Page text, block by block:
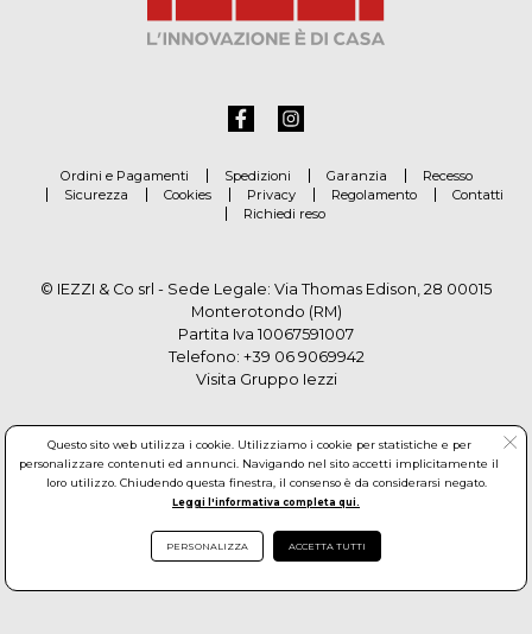
Ordini e Pagamenti Spedizioni Garanzia
Recesso
Sicurezza
Cookies Privacy Regolamento
Contatti
Richiedi reso
© IEZZI & Co srl - Sede Legale: Via Thomas Edison, 28 00015
Monterotondo (RM)
Partita Iva 10067591007
Telefono: +39 06 9069942
Visita Gruppo Iezzi
© Copyright by Gruppo Iezzi. All rights reserved. Powered by
Questo sito web utilizza i cookie. Utilizziamo i cookie per statistiche e per
personalizzare contenuti ed annunci. Navigando nel sito accetti implicitamente il
loro utilizzo. Chiudendo questa finestra, il consenso è da considerarsi negato.
Leggi l'informativa completa qui.
PERSONALIZZA ACCETTA TUTTI